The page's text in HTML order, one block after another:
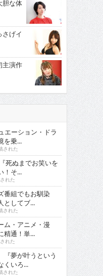
な体
げイ
演作
ーション・ドラ
を乗...
された
死ぬまでお笑いを
！そ...
れた
組でもお馴染
としてブ...
された
・アニメ・漫
精通！単...
れた
夢が叶うという
くいろ...
された